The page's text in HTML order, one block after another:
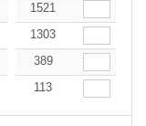
22.99
1521
22.99
1303
25.03
389
25.03
113